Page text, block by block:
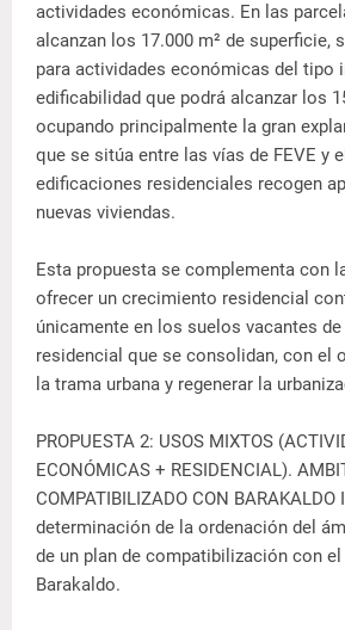
actividades económicas. En las
alcanzan los 17.000 m² de superficie,
para actividades económicas del tipo
edificabilidad que podrá alcanzar los
ocupando principalmente la gran
que se sitúa entre las vías de FEVE y
edificaciones residenciales recogen
nuevas viviendas.
Esta propuesta se complementa con
ofrecer un crecimiento residencial
únicamente en los suelos vacantes
residencial que se consolidan, con el
la trama urbana y regenerar la
PROPUESTA 2: USOS MIXTOS
ECONÓMICAS + RESIDENCIAL).
COMPATIBILIZADO CON
determinación de la ordenación del
de un plan de compatibilización con
Barakaldo.